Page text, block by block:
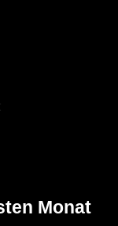
Monat